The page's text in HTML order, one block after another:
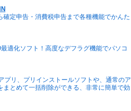
確定申告・消費税申告まで各種機能でかんた
適化ソフト！高度なデフラグ機能でパソコ
リ、プリインストールソフトや、通常のア
とめて一括削除ができる、非常に簡単で効